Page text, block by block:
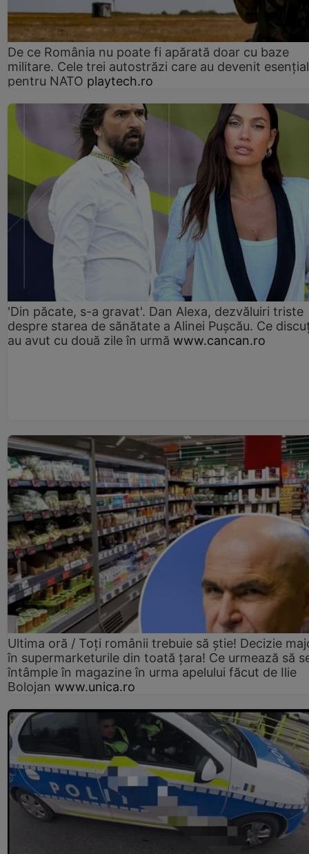
De ce România nu poate fi apărată doar cu baze
militare. Cele trei autostrăzi care au devenit
pentru NATO playtech.ro
'Din păcate, s-a gravat'. Dan Alexa, dezvăluiri triste
despre starea de sănătate a Alinei Pușcău. Ce
au avut cu două zile în urmă www.cancan.ro
Ultima oră / Toți românii trebuie să știe! Decizie
în supermarketurile din toată țara! Ce urmează să
întâmple în magazine în urma apelului făcut de Ilie
Bolojan www.unica.ro